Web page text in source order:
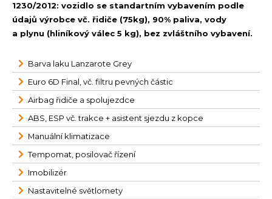
1230/2012: vozidlo se standartním vybavením podle
údajů výrobce vč. řidiče (75kg), 90% paliva, vody
a plynu (hliníkový válec 5 kg), bez zvláštního vybavení.
Barva laku Lanzarote Grey
Euro 6D Final, vč. filtru pevných částic
Airbag řidiče a spolujezdce
ABS, ESP vč. trakce + asistent sjezdu z kopce
Manuální klimatizace
Tempomat, posilovač řízení
Imobilizér
Nastavitelné světlomety